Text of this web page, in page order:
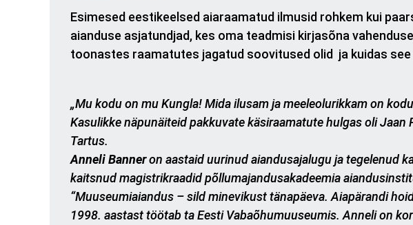
Esimesed eestikeelsed aiaraamatud ilmusid rohkem kui
aianduse asjatundjad, kes oma teadmisi kirjasõna
toonastes raamatutes jagatud soovitused olid ja kuidas
„Mu kodu on mu Kungla! Mida ilusam ja meeleolurikkam on
Kasulikke näpunäiteid pakkuvate käsiraamatute hulgas oli Jaan
Tartus.
Anneli Banneron aastaid uurinud aiandusajalugu ja tegelenud
kaitsnud magistrikraadid põllumajandusakadeemia
“Muuseumiaiandus – sild minevikust tänapäeva. Aiapärandi
1998. aastast töötab ta Eesti Vabaõhumuuseumis. Anneli on